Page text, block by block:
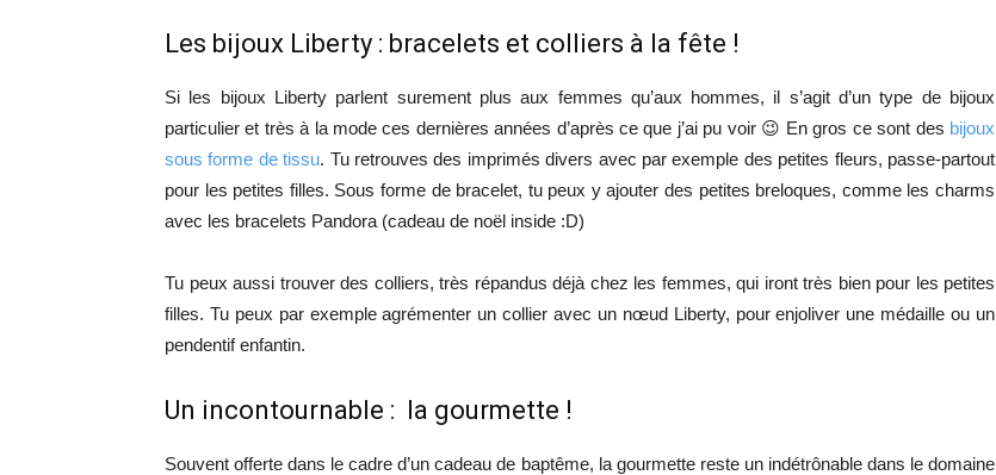
Les bijoux Liberty : bracelets et colliers à la fête !
Si les bijoux Liberty parlent surement plus aux femmes qu’aux hommes, il s’agit d’un type de bijoux
particulier et très à la mode ces dernières années d’après ce que j’ai pu voir 😉 En gros ce sont des bijoux
sous forme de tissu. Tu retrouves des imprimés divers avec par exemple des petites fleurs, passe-partout
pour les petites filles. Sous forme de bracelet, tu peux y ajouter des petites breloques, comme les charms
avec les bracelets Pandora (cadeau de noël inside :D)
Tu peux aussi trouver des colliers, très répandus déjà chez les femmes, qui iront très bien pour les petites
filles. Tu peux par exemple agrémenter un collier avec un nœud Liberty, pour enjoliver une médaille ou un
pendentif enfantin.
Un incontournable : la gourmette !
Souvent offerte dans le cadre d’un cadeau de baptême, la gourmette reste un indétrônable dans le domaine